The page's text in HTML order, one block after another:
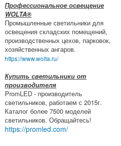
Профессиональное освещение
WOLTA®
Промышленные светильники для
освещения складских помещений,
производственных цехов, парковок,
хозяйственных ангаров.
https://www.wolta.ru/
Купить светильники от
производителя
PromLED - производитель
светильников, работаем с 2015г.
Каталог более 7500 моделей
светильников. Обращайтесь!
https://promled.com/